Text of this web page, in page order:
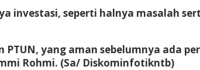
investasi, seperti halnya masalah
yang aman sebelumnya ada
Rohmi. (Sa/ Diskominfotikntb)